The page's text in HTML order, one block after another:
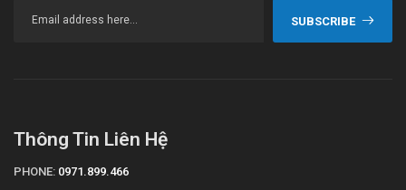
SUBSCRIBE
Thông Tin Liên Hệ
PHONE: 0971.899.466